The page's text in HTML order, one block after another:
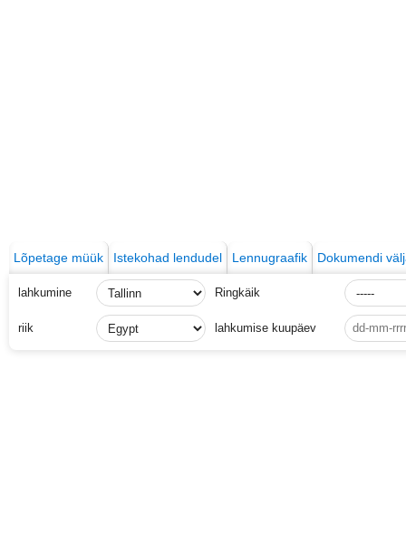
Lõpetage müük Istekohad lendudel Lennugraafik Dokumendi
lahkumine Ringkäik
riik lahkumise kuupäev